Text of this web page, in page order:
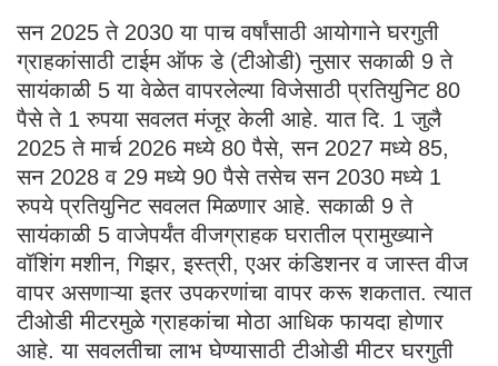
सन 2025 ते 2030 या पाच वर्षांसाठी आयोगाने घरगुती
ग्राहकांसाठी टाईम ऑफ डे (टीओडी) नुसार सकाळी 9 ते
सायंकाळी 5 या वेळेत वापरलेल्या विजेसाठी प्रतियुनिट 80
पैसे ते 1 रुपया सवलत मंजूर केली आहे. यात दि. 1 जुलै
2025 ते मार्च 2026 मध्ये 80 पैसे, सन 2027 मध्ये 85,
सन 2028 व 29 मध्ये 90 पैसे तसेच सन 2030 मध्ये 1
रुपये प्रतियुनिट सवलत मिळणार आहे. सकाळी 9 ते
सायंकाळी 5 वाजेपर्यंत वीजग्राहक घरातील प्रामुख्याने
वॉशिंग मशीन, गिझर, इस्त्री, एअर कंडिशनर व जास्त वीज
वापर असणाऱ्या इतर उपकरणांचा वापर करू शकतात. त्यात
टीओडी मीटरमुळे ग्राहकांचा मोठा आधिक फायदा होणार
आहे. या सवलतीचा लाभ घेण्यासाठी टीओडी मीटर घरगुती